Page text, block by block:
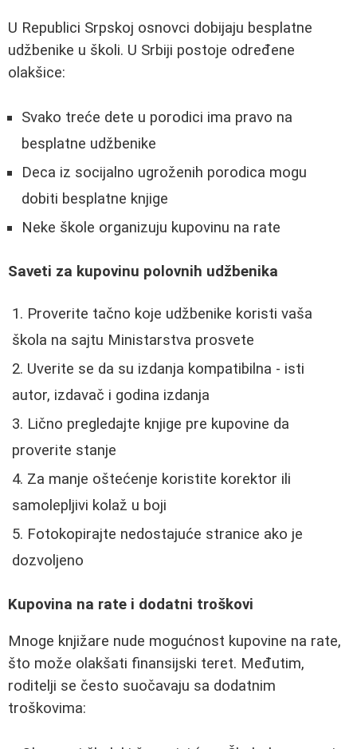
U Republici Srpskoj osnovci dobijaju besplatne
udžbenike u školi. U Srbiji postoje određene
olakšice:
Svako treće dete u porodici ima pravo na
besplatne udžbenike
Deca iz socijalno ugroženih porodica mogu
dobiti besplatne knjige
Neke škole organizuju kupovinu na rate
Saveti za kupovinu polovnih udžbenika
Proverite tačno koje udžbenike koristi vaša
škola na sajtu Ministarstva prosvete
Uverite se da su izdanja kompatibilna - isti
autor, izdavač i godina izdanja
Lično pregledajte knjige pre kupovine da
proverite stanje
Za manje oštećenje koristite korektor ili
samolepljivi kolaž u boji
Fotokopirajte nedostajuće stranice ako je
dozvoljeno
Kupovina na rate i dodatni troškovi
Mnoge knjižare nude mogućnost kupovine na rate,
što može olakšati finansijski teret. Međutim,
roditelji se često suočavaju sa dodatnim
troškovima: